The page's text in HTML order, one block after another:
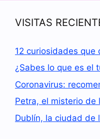
VISITAS
12 curiosidades que
¿Sabes lo que es el
Coronavirus:
Petra, el misterio de
Dublín, la ciudad de